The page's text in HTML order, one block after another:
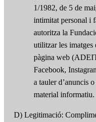
1/1982, de 5 de
intimitat personal i
autoritza la
utilitzar les imatges
pàgina web
Facebook,
a tauler d’anuncis
material informatiu.
D) Legitimació: